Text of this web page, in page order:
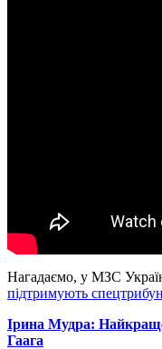
Нагадаємо, у МЗС
підтримують
Ірина Мудра:
Гаага